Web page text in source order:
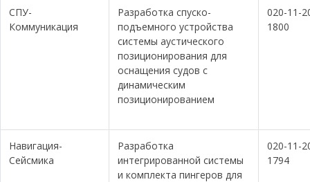
СПУ-
Коммуникация
Разработка спуско-
подъемного устройства
системы аустического
позиционирования для
оснащения судов с
динамическим
позиционированием
020-11-
1800
Навигация-
Сейсмика
Разработка
интегрированной системы
и комплекта пингеров для
020-11-
1794